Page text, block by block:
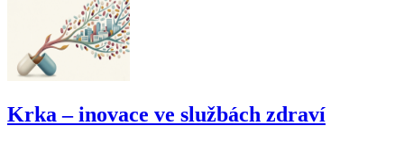
Krka –⁠ inovace ve službách zdraví